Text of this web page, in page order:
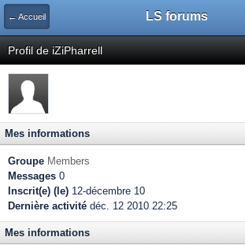
← Accueil LS forums
Profil de iZiPharrell
Mes informations
Groupe Members
Messages 0
Inscrit(e) (le) 12-décembre 10
Dernière activité déc. 12 2010 22:25
Mes informations